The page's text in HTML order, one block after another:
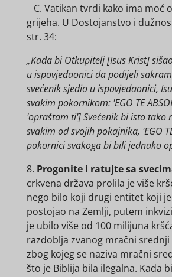
C. Vatikan tvrdi kako ima moć
grijeha. U Dostojanstvo i
str. 34:
„Kada bi Otkupitelj [Isus Krist]
u ispovjedaonici da podijeli
svećenik sjedio u ispovjedaonici,
svakim pokornikom: 'EGO TE
'opraštam ti'] Svećenik bi isto tako
svakim od svojih pokajnika, 'EGO
pokornici svakoga bi bili jednako
8. Progonite i ratujte sa
crkvena država prolila je više
nego bilo koji drugi entitet koji
postojao na Zemlji, putem
je ubilo više od 100 milijuna
razdoblja zvanog mračni srednji
zbog kojeg se naziva mračni
što je Biblija bila ilegalna. Kada